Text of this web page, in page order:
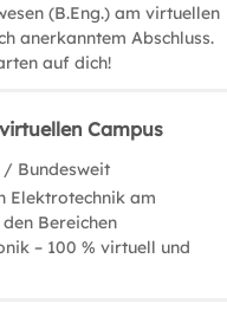
(B.Eng.) am virtuellen
anerkanntem Abschluss.
auf dich!
Campus
/ Bundesweit
Elektrotechnik am
Bereichen
– 100 % virtuell und